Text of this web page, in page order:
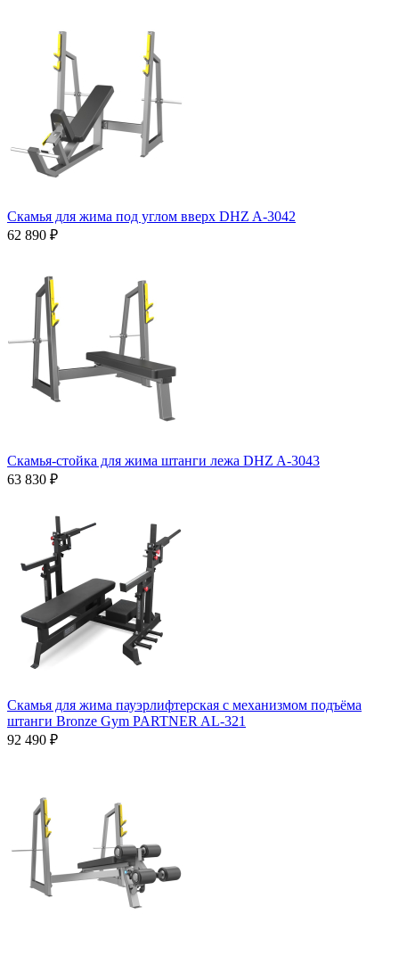
Скамья для жима под углом вверх DHZ A-3042
62 890 ₽
Скамья-стойка для жима штанги лежа DHZ A-3043
63 830 ₽
Скамья для жима пауэрлифтерская с механизмом подъёма
штанги Bronze Gym PARTNER AL-321
92 490 ₽